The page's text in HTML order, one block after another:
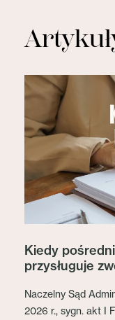
Kiedy
przysługuje
Naczelny Sąd
2026 r., sygn. akt I